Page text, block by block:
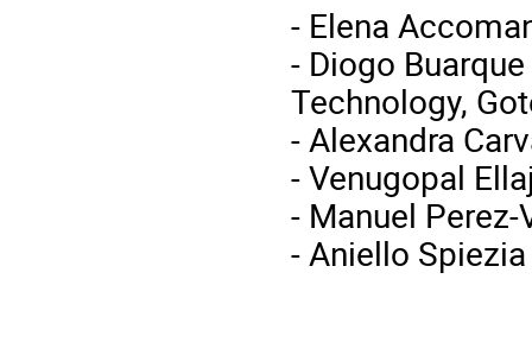
- Elena
- Diogo
Technology,
- Alexandra
- Venugopal
- Manuel
- Aniello